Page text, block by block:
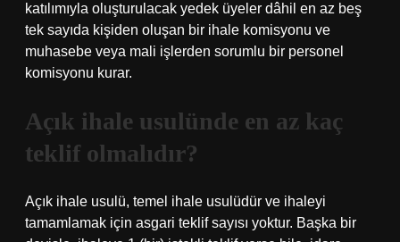
katılımıyla oluşturulacak yedek üyeler dâhil en az beş
tek sayıda kişiden oluşan bir ihale komisyonu ve
muhasebe veya mali işlerden sorumlu bir personel
komisyonu kurar.
Açık ihale usulünde en az kaç
teklif olmalıdır?
Açık ihale usulü, temel ihale usulüdür ve ihaleyi
tamamlamak için asgari teklif sayısı yoktur. Başka bir